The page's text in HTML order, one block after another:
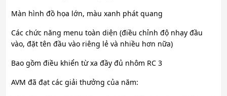
Màn hình đồ họa lớn, màu xanh phát quang
Các chức năng menu toàn diện (điều chỉnh độ nhạy đầu
vào, đặt tên đầu vào riêng lẻ và nhiều hơn nữa)
Bao gồm điều khiển từ xa đầy đủ nhôm RC 3
AVM đã đạt các giải thưởng của năm: